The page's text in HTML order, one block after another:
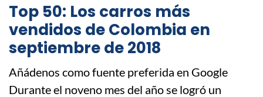
Top 50: Los carros más
vendidos de Colombia en
septiembre de 2018
Añádenos como fuente preferida en Google
Durante el noveno mes del año se logró un